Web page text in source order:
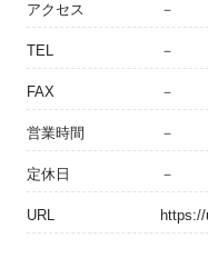
アクセス －
TEL －
FAX －
営業時間 －
定休日 －
URL